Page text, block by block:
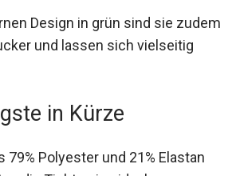
Design in grün sind sie
Hingucker und lassen sich
in Kürze
79% Polyester und 21% Elastan